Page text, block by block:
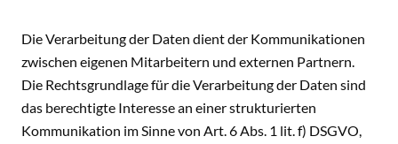
Die Verarbeitung der Daten dient der Kommunikationen
zwischen eigenen Mitarbeitern und externen Partnern.
Die Rechtsgrundlage für die Verarbeitung der Daten sind
das berechtigte Interesse an einer strukturierten
Kommunikation im Sinne von Art. 6 Abs. 1 lit. f) DSGVO,